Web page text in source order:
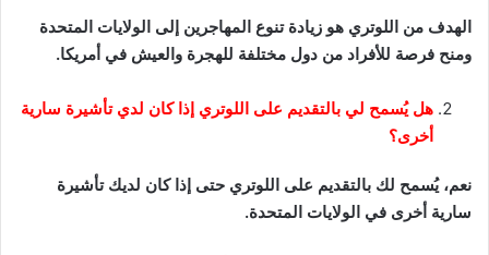
الهدف من اللوتري هو زيادة تنوع المهاجرين إلى الولايات المتحدة
ومنح فرصة للأفراد من دول مختلفة للهجرة والعيش في أمريكا.
هل يُسمح لي بالتقديم على اللوتري إذا كان لدي تأشيرة سارية
أخرى؟
نعم، يُسمح لك بالتقديم على اللوتري حتى إذا كان لديك تأشيرة
سارية أخرى في الولايات المتحدة.